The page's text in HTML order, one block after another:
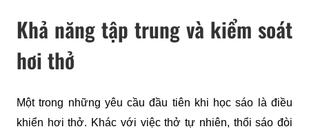
Khả năng tập trung và kiểm soát
hơi thở
Một trong những yêu cầu đầu tiên khi học sáo là điều
khiển hơi thở. Khác với việc thở tự nhiên, thổi sáo đòi